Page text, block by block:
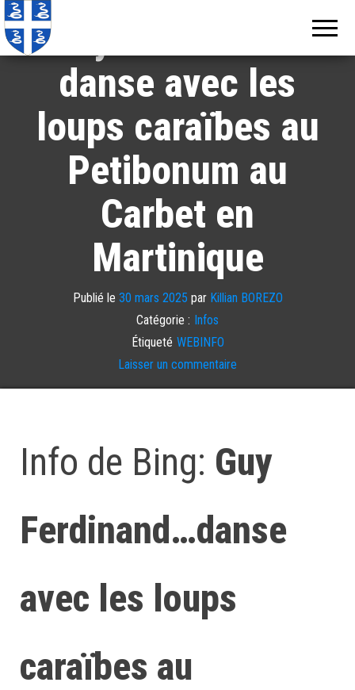
Guy Ferdinand…
danse avec les
loups caraïbes au
Petibonum au
Carbet en
Martinique
Publié le 30 mars 2025 par Killian BOREZO
Catégorie : Infos
Étiqueté WEBINFO
Laisser un commentaire
Info de Bing: Guy
Ferdinand…danse
avec les loups
caraïbes au